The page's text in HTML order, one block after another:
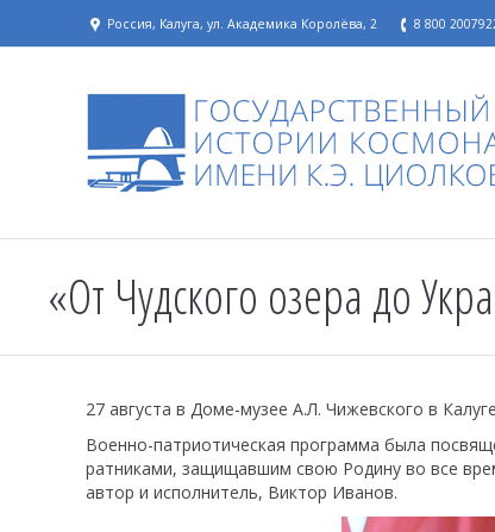
Россия, Калуга, ул. Академика Королёва, 2 8 800
«От Чудского озера до
27 августа в Доме-музее А.Л. Чижевского в
Военно-патриотическая программа была
ратниками, защищавшим свою Родину во все
автор и исполнитель, Виктор Иванов.